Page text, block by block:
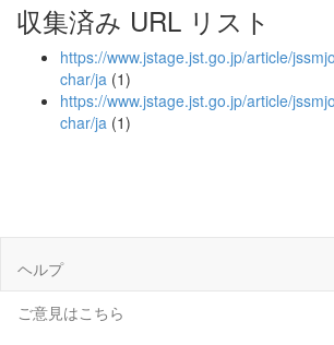
収集済み URL リスト
https://www.jstage.jst.go.jp/article/
char/ja (1)
https://www.jstage.jst.go.jp/article/
char/ja (1)
ヘルプ
ご意見はこちら